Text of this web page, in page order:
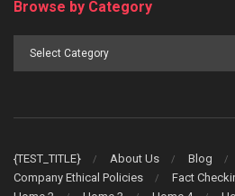
Browse by Category
{TEST_TITLE} About Us
Blog
Company Ethical Policies
Fact